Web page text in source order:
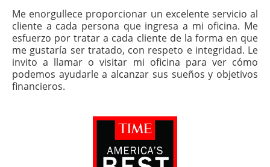
Me enorgullece proporcionar un excelente servicio al
cliente a cada persona que ingresa a mi oficina. Me
esfuerzo por tratar a cada cliente de la forma en que
me gustaría ser tratado, con respeto e integridad. Le
invito a llamar o visitar mi oficina para ver cómo
podemos ayudarle a alcanzar sus sueños y objetivos
financieros.